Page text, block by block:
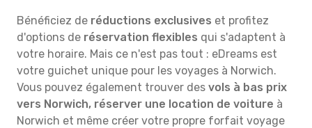
Bénéficiez de réductions exclusives et profitez
d'options de réservation flexibles qui s'adaptent à
votre horaire. Mais ce n'est pas tout : eDreams est
votre guichet unique pour les voyages à Norwich.
Vous pouvez également trouver des vols à bas prix
vers Norwich, réserver une location de voiture à
Norwich et même créer votre propre forfait voyage